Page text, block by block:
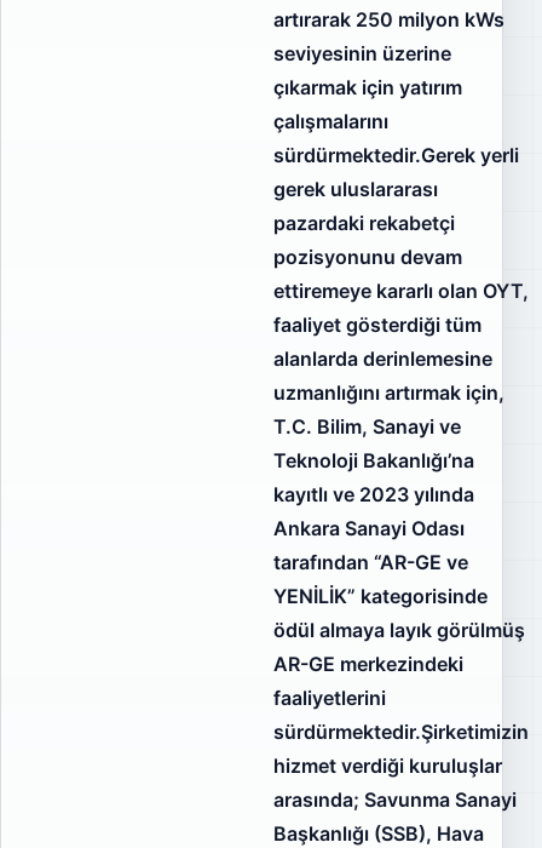
artırarak 250 milyon kWs
seviyesinin üzerine
çıkarmak için yatırım
çalışmalarını
sürdürmektedir.Gerek yerli
gerek uluslararası
pazardaki rekabetçi
pozisyonunu devam
ettiremeye kararlı olan OYT,
faaliyet gösterdiği tüm
alanlarda derinlemesine
uzmanlığını artırmak için,
T.C. Bilim, Sanayi ve
Teknoloji Bakanlığı’na
kayıtlı ve 2023 yılında
Ankara Sanayi Odası
tarafından “AR-GE ve
YENİLİK” kategorisinde
ödül almaya layık görülmüş
AR-GE merkezindeki
faaliyetlerini
sürdürmektedir.Şirketimizin
hizmet verdiği kuruluşlar
arasında; Savunma Sanayi
Başkanlığı (SSB), Hava